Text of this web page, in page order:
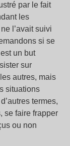
par le fait
les
l’avait suivi
si se
un but
sur
autres, mais
situations
termes,
se faire frapper
ou non